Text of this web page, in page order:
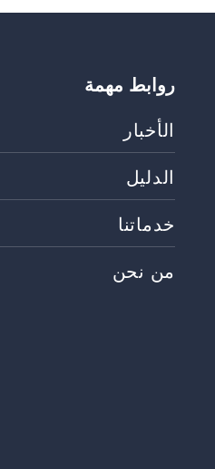
روابط مهمة
الأخبار
الدليل
خدماتنا
من نحن